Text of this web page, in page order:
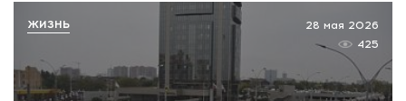
28 мая 2026
425
ЖИЗНЬ